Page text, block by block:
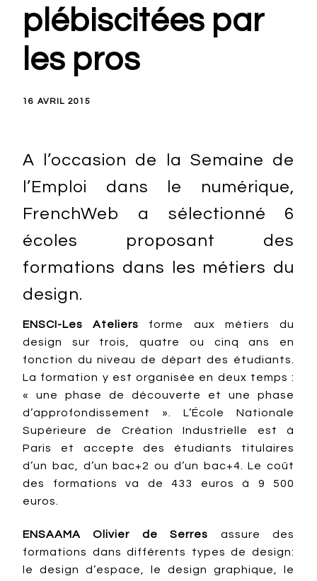
plébiscitées par
les pros
16 AVRIL 2015
A l’occasion de la Semaine de
l’Emploi dans le numérique,
FrenchWeb a sélectionné 6
écoles proposant des
formations dans les métiers du
design.
ENSCI-Les Ateliers forme aux métiers du
design sur trois, quatre ou cinq ans en
fonction du niveau de départ des étudiants.
La formation y est organisée en deux temps :
« une phase de découverte et une phase
d’approfondissement ». L’École Nationale
Supérieure de Création Industrielle est à
Paris et accepte des étudiants titulaires
d’un bac, d’un bac+2 ou d’un bac+4. Le coût
des formations va de 433 euros à 9 500
euros.
ENSAAMA Olivier de Serres assure des
formations dans différents types de design:
le design d’espace, le design graphique, le